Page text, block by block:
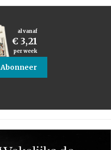
al vanaf
€ 3,21
per week
Abonneer